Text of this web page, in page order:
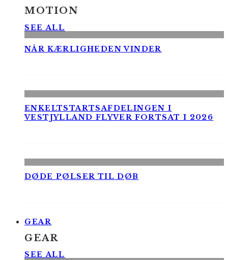
MOTION
SEE ALL
NÅR KÆRLIGHEDEN VINDER
ENKELTSTARTSAFDELINGEN I
VESTJYLLAND FLYVER FORTSAT I 2026
DØDE PØLSER TIL DØB
GEAR
GEAR
SEE ALL